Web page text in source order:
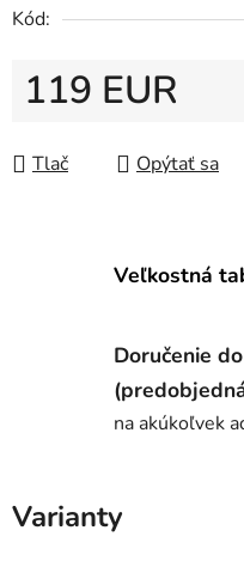
Kód:
119 EUR
Tlač
Opýtať sa
Veľkostná
Doručenie
na akúkoľvek
Varianty